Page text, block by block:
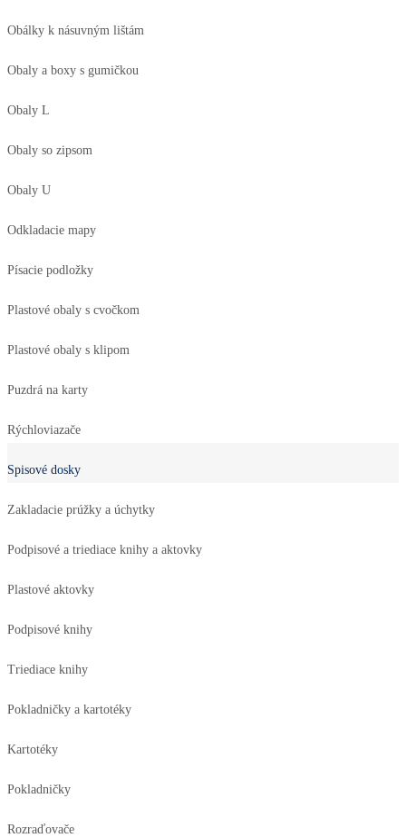
Obálky k násuvným lištám
Obaly a boxy s gumičkou
Obaly L
Obaly so zipsom
Obaly U
Odkladacie mapy
Písacie podložky
Plastové obaly s cvočkom
Plastové obaly s klipom
Puzdrá na karty
Rýchloviazače
Spisové dosky
Zakladacie prúžky a úchytky
Podpisové a triediace knihy a aktovky
Plastové aktovky
Podpisové knihy
Triediace knihy
Pokladničky a kartotéky
Kartotéky
Pokladničky
Rozraďovače